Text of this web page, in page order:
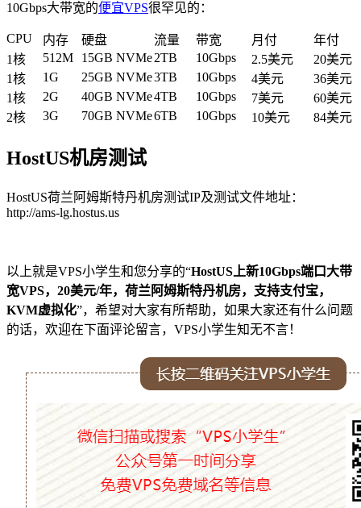
10Gbps大带宽的便宜VPS很罕见的：
CPU 内存 硬盘 流量 带宽 月付
年付
1核
512M 15GB NVMe2TB 10Gbps 2.5美元
20美元
1核
1G 25GB NVMe3TB 10Gbps 4美元
36美元
1核
2G 40GB NVMe4TB 10Gbps 7美元
60美元
2核
3G 70GB NVMe6TB 10Gbps 10美元 84美元
HostUS机房测试
HostUS荷兰阿姆斯特丹机房测试IP及测试文件地址：
http://ams-lg.hostus.us
以上就是VPS小学生和您分享的“HostUS上新10Gbps端口大带
宽VPS，20美元/年，荷兰阿姆斯特丹机房，支持支付宝，
KVM虚拟化”，希望对大家有所帮助，如果大家还有什么问题
的话，欢迎在下面评论留言，VPS小学生知无不言！